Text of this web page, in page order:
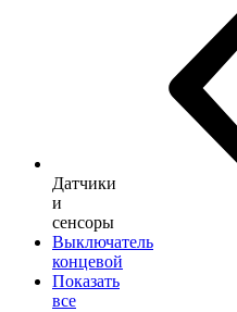
Датчики
и
сенсоры
Выключатель
концевой
Показать
все